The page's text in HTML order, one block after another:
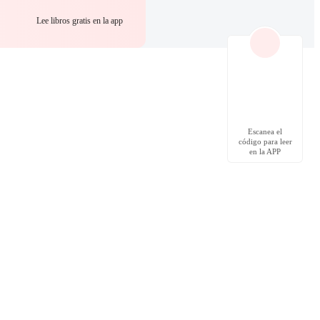
Lee libros gratis en la app
Escanea el
código para leer
en la APP